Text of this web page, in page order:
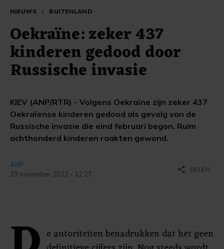
NIEUWS / BUITENLAND
Oekraïne: zeker 437
kinderen gedood door
Russische invasie
KIEV (ANP/RTR) - Volgens Oekraïne zijn zeker 437
Oekraïense kinderen gedood als gevolg van de
Russische invasie die eind februari begon. Ruim
achthonderd kinderen raakten gewond.
ANP
19 november 2022 - 12:27
share DELEN
e autoriteiten benadrukken dat het geen